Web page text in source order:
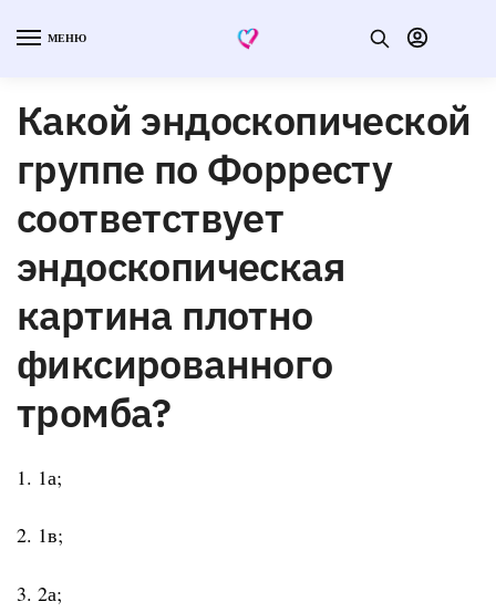
МЕНЮ
Какой эндоскопической
группе по Форресту
соответствует
эндоскопическая
картина плотно
фиксированного
тромба?
1. 1а;
2. 1в;
3. 2а;